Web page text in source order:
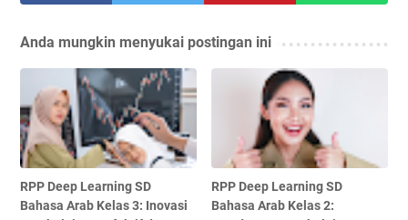
Anda mungkin menyukai postingan ini
RPP Deep Learning SD
Bahasa Arab Kelas 3: Inovasi
RPP Deep Learning SD
Bahasa Arab Kelas 2: